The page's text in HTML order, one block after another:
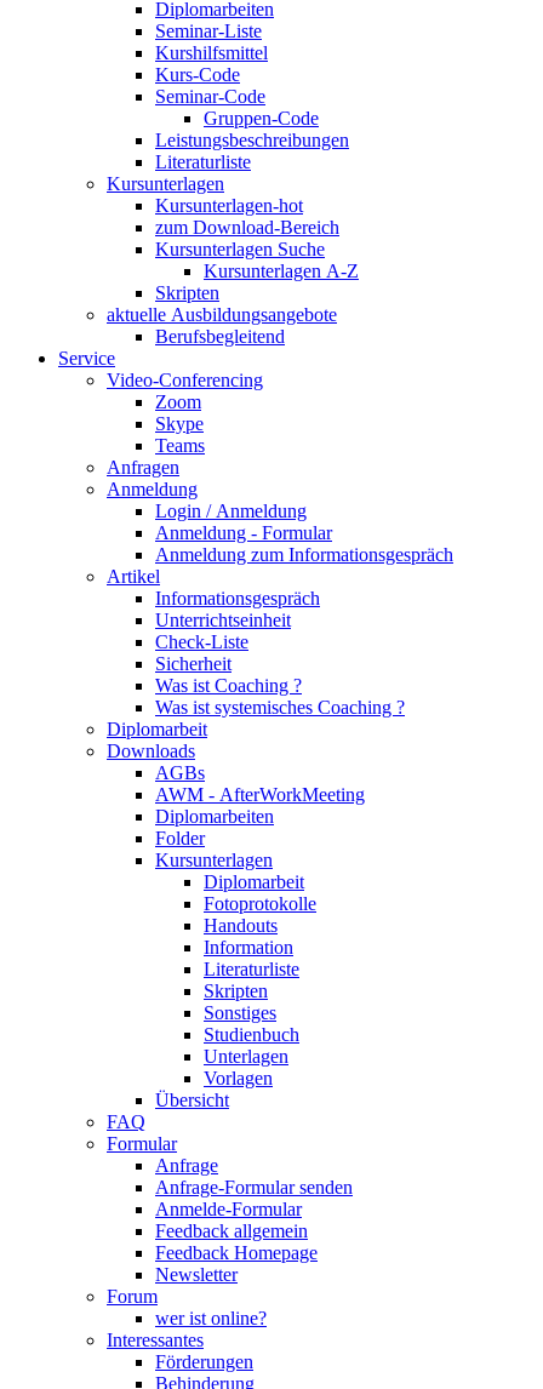
Diplomarbeiten
Seminar-Liste
Kurshilfsmittel
Kurs-Code
Seminar-Code
Gruppen-Code
Leistungsbeschreibungen
Literaturliste
Kursunterlagen
Kursunterlagen-hot
zum Download-Bereich
Kursunterlagen Suche
Kursunterlagen A-Z
Skripten
aktuelle Ausbildungsangebote
Berufsbegleitend
Service
Video-Conferencing
Zoom
Skype
Teams
Anfragen
Anmeldung
Login / Anmeldung
Anmeldung - Formular
Anmeldung zum Informationsgespräch
Artikel
Informationsgespräch
Unterrichtseinheit
Check-Liste
Sicherheit
Was ist Coaching ?
Was ist systemisches Coaching ?
Diplomarbeit
Downloads
AGBs
AWM - AfterWorkMeeting
Diplomarbeiten
Folder
Kursunterlagen
Diplomarbeit
Fotoprotokolle
Handouts
Information
Literaturliste
Skripten
Sonstiges
Studienbuch
Unterlagen
Vorlagen
Übersicht
FAQ
Formular
Anfrage
Anfrage-Formular senden
Anmelde-Formular
Feedback allgemein
Feedback Homepage
Newsletter
Forum
wer ist online?
Interessantes
Förderungen
Behinderung